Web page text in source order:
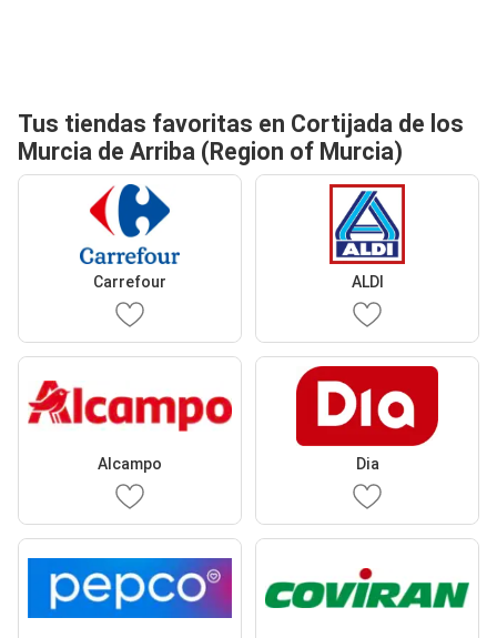
Tus tiendas favoritas en Cortijada de los
Murcia de Arriba (Region of Murcia)
Carrefour ALDI
Alcampo Dia